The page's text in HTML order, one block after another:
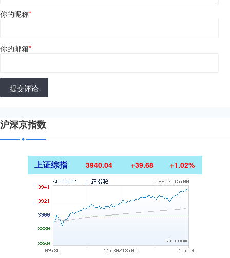
你的昵称*
你的邮箱*
提交评论
沪深京指数
上证综指 3940.04 +39.68 +1.02%